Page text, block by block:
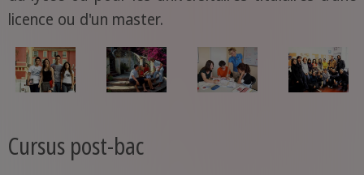
licence ou d'un master.
Cursus post-bac